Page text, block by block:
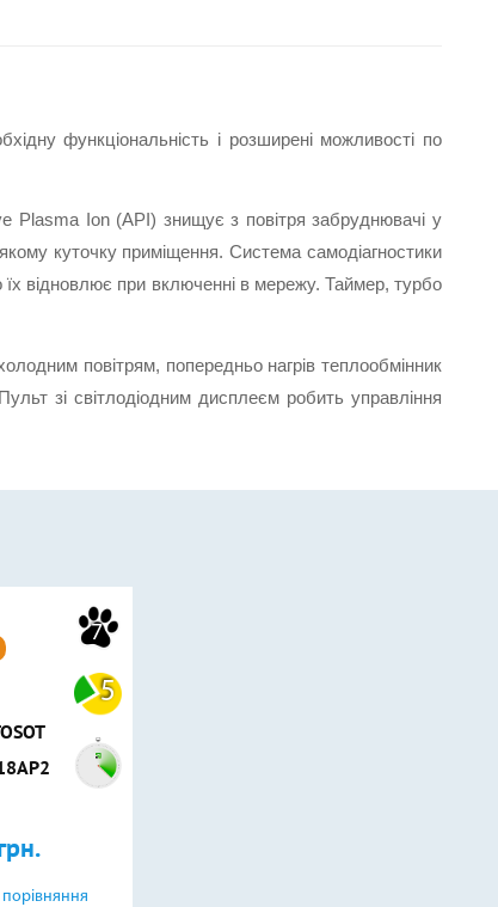
функціональність і розширені можливості по
Plasma Ion (API) знищує з повітря забруднювачі у
куточку приміщення. Система самодіагностики
їх відновлює при включенні в мережу. Таймер, турбо
повітрям, попередньо нагрів теплообмінник
зі світлодіодним дисплеєм робить управління
7
5